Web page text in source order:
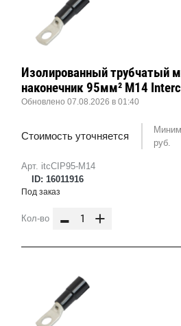
Арт. itcCIP95-M14
ID: 16011916
Изолированный трубчатый
наконечник 95мм² M14
Обновлено 07.08.2026 в 01:40
Стоимость уточняется
руб.
Под заказ
Кол-во - +